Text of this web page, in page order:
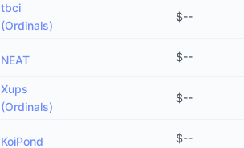
tbci
(Ordinals)
$--
NEAT $--
Xups
(Ordinals)
$--
KoiPond $--